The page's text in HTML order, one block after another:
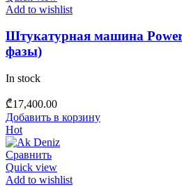
Add to wishlist
Штукатурная машина
фазы)
In stock
₾17,400.00
Добавить в корзину
Hot
Сравнить
Quick view
Add to wishlist